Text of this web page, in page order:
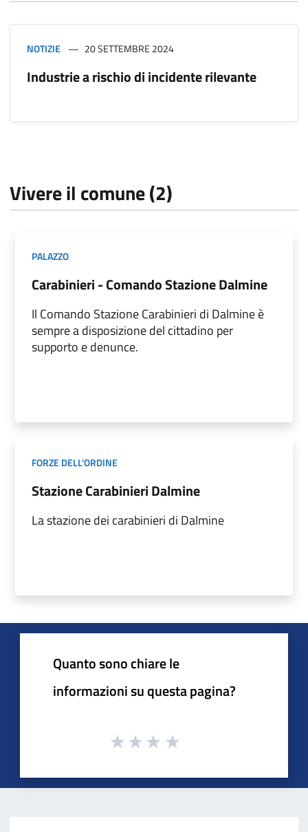
NOTIZIE 20 SETTEMBRE 2024
Industrie a rischio di incidente rilevante
Vivere il comune (2)
PALAZZO
Carabinieri - Comando Stazione Dalmine
Il Comando Stazione Carabinieri di Dalmine è
sempre a disposizione del cittadino per
supporto e denunce.
FORZE DELL'ORDINE
Stazione Carabinieri Dalmine
La stazione dei carabinieri di Dalmine
Quanto sono chiare le
informazioni su questa pagina?